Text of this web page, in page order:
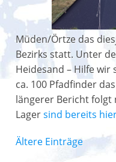
Müden/Örtze das
Bezirks statt. Unter
Heidesand – Hilfe
ca. 100 Pfadfinder
längerer Bericht folgt
Lagersind bereits
Ältere Einträge